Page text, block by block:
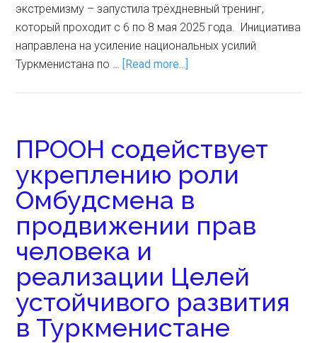
экстремизму – запустила трёхдневный тренинг,
который проходит с 6 по 8 мая 2025 года. Инициатива
направлена на усиление национальных усилий
Туркменистана по … [Read more...]
ПРООН содействует
укреплению роли
Омбудсмена в
продвижении прав
человека и
реализации Целей
устойчивого развития
в Туркменистане